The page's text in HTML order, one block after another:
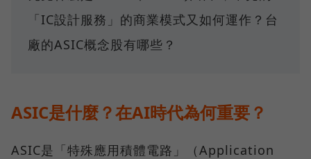
「IC設計服務」的商業模式又如何運作？台
廠的ASIC概念股有哪些？
ASIC是什麼？在AI時代為何重要？
ASIC是「特殊應用積體電路」（Application